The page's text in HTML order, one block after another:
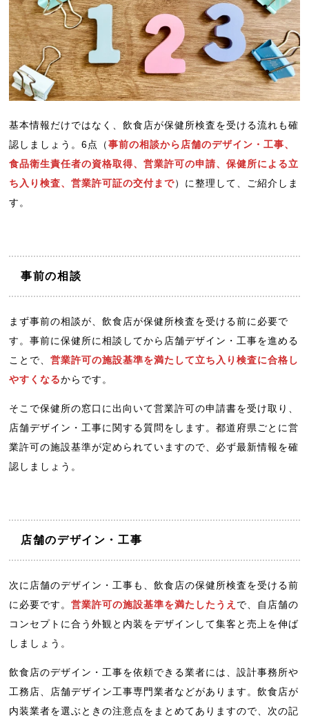
基本情報だけではなく、飲食店が保健所検査を受ける流れも確
認しましょう。6点（事前の相談から店舗のデザイン・工事、
食品衛生責任者の資格取得、営業許可の申請、保健所による立
ち入り検査、営業許可証の交付まで）に整理して、ご紹介しま
す。
事前の相談
まず事前の相談が、飲食店が保健所検査を受ける前に必要で
す。事前に保健所に相談してから店舗デザイン・工事を進める
ことで、営業許可の施設基準を満たして立ち入り検査に合格し
やすくなるからです。
そこで保健所の窓口に出向いて営業許可の申請書を受け取り、
店舗デザイン・工事に関する質問をします。都道府県ごとに営
業許可の施設基準が定められていますので、必ず最新情報を確
認しましょう。
店舗のデザイン・工事
次に店舗のデザイン・工事も、飲食店の保健所検査を受ける前
に必要です。営業許可の施設基準を満たしたうえ で、自店舗の
コンセプトに合う外観と内装をデザインして集客と売上を伸ば
しましょう。
飲食店のデザイン・工事を依頼できる業者には、設計事務所や
工務店、店舗デザイン工事専門業者などがあります。飲食店が
内装業者を選ぶときの注意点をまとめてありますので、次の記